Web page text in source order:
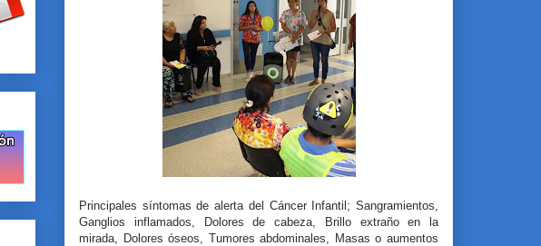
Principales síntomas de alerta del Cáncer Infantil; Sangramientos,
Ganglios inflamados, Dolores de cabeza, Brillo extraño en la
mirada, Dolores óseos, Tumores abdominales, Masas o aumentos